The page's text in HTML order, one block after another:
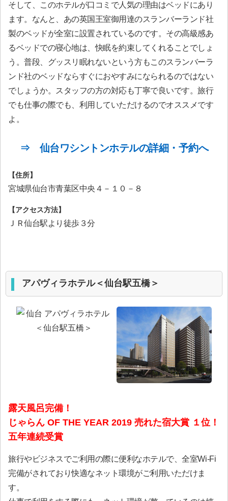
そして、このホテルが口コミで人気の理由はベッドにあり
ます。なんと、あの英国王室御用達のスランバーランド社
製のベッドが全室に設置されているのです。その高級感あ
るベッドでの寝心地は、快眠を約束してくれることでしょ
う。普段、グッスリ眠れないという方もこのスランバーラ
ンド社のベッドならすぐにおやすみになられるのではない
でしょうか。スタッフの方の対応も丁寧で良いです。旅行
でも仕事の際でも、利用していただけるのでオススメです
よ。
⇒ 仙台ワシントンホテルの詳細・予約へ
【住所】
宮城県仙台市青葉区中央４－１０－８
【アクセス方法】
ＪＲ仙台駅より徒歩３分
アパヴィラホテル＜仙台駅五橋＞
露天風呂完備！
じゃらん OF THE YEAR 2019 売れた宿大賞 １位！
五年連続受賞
旅行やビジネスでご利用の際に便利なホテルで、全室Wi-Fi
完備がされており快適なネット環境がご利用いただけま
す。